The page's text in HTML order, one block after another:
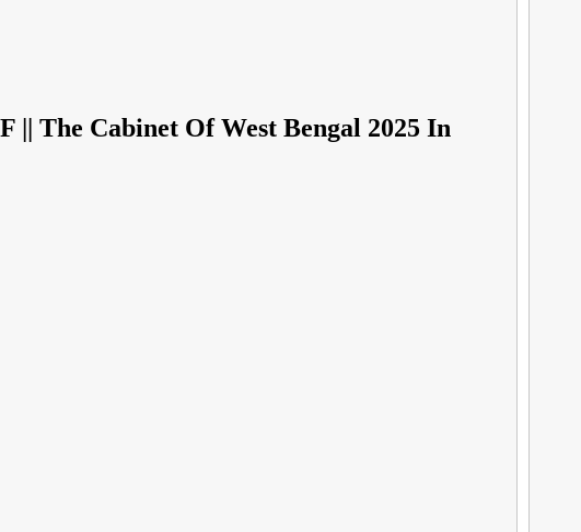
PDF || The Cabinet Of West Bengal 2025 In